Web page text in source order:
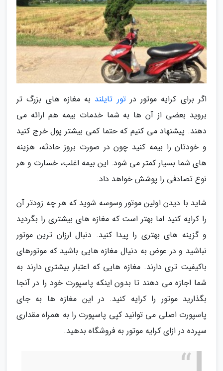
اگر برای کرایه موتور درتور تایلند به مغازه های بزرگ تر
بروید بعضی از آن ها به شما خدمات بیمه هم ارائه می
دهند. پیشنهاد می کنیم که حتما کمی بیشتر پول خرج کنید
و خودتان را بیمه کنید چون در صورت بروز حادثه، هزینه
های شما بسیار کمتر می شود. این بیمه اغلب، خسارت و هر
نوع تصادفی را پوشش خواهد داد.
شاید با دیدن اولین موتور وسوسه شوید که هر چه زودتر آن
را کرایه کنید اما بهتر است که مغازه های بیشتری را بگردید
و گزینه های بهتری را پیدا کنید. دنبال ارزان ترین موتور
نباشید و در عوض به دنیال مغازه هایی باشید که موتورهای
باکیفیت تری دارند. مغازه هایی که اعتبار بیشتری دارند به
شما اجازه می دهند تا بدون اینکه پاسپورت خود را در آنجا
بگذارید موتور را کرایه کنید. در این مغازه ها به جای
پاسپورت اصلی می توانید کپی پاسپورت را به همراه مقداری
سپرده در ازای کرایه موتور به فروشگاه بدهید.